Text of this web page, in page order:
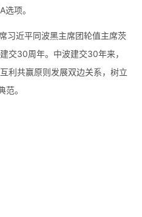
项。
习近平同波黑主席团轮值主席茨
交30周年。中波建交30年来，
利共赢原则发展双边关系，树立
。